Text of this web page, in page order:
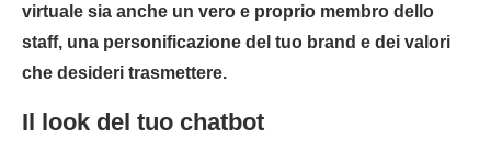
virtuale sia anche un vero e proprio membro dello
staff, una personificazione del tuo brand e dei valori
che desideri trasmettere.
Il look del tuo chatbot